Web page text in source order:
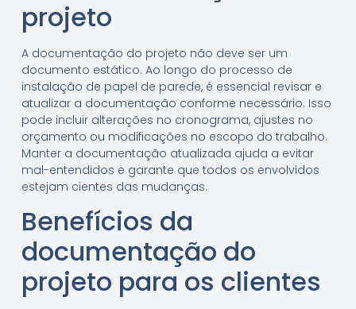
projeto
A documentação do projeto não deve ser um
documento estático. Ao longo do processo de
instalação de papel de parede, é essencial revisar e
atualizar a documentação conforme necessário. Isso
pode incluir alterações no cronograma, ajustes no
orçamento ou modificações no escopo do trabalho.
Manter a documentação atualizada ajuda a evitar
mal-entendidos e garante que todos os envolvidos
estejam cientes das mudanças.
Benefícios da
documentação do
projeto para os clientes